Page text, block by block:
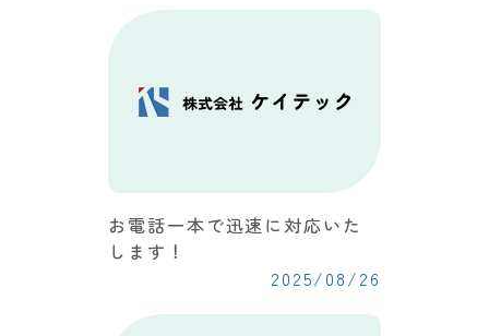
お電話一本で迅速に対応いた
します！
2025/08/26